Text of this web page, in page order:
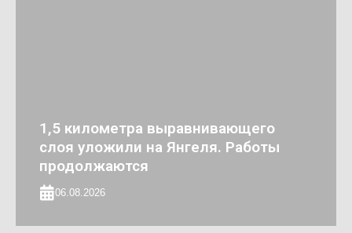
1,5 километра выравнивающего
слоя уложили на Янгеля. Работы
продолжаются
06.08.2026